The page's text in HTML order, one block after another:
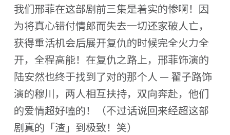
我们邢菲在这部剧前三集是着实的惨啊！因
为将真心错付情郎而失去一切还家破人亡，
获得重活机会后展开复仇的时候完全火力全
开，全程高能！在复仇之路上，邢菲饰演的
陆安然也终于找到了对的那个人 — 翟子路饰
演的穆川，两人相互扶持，双向奔赴，他们
的爱情超好嗑的！（不过话说回来经超这部
剧真的「渣」到极致！笑）